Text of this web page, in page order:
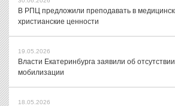
В РПЦ предложили преподавать в
христианские ценности
19.05.2026
Власти Екатеринбурга заявили об
мобилизации
18.05.2026